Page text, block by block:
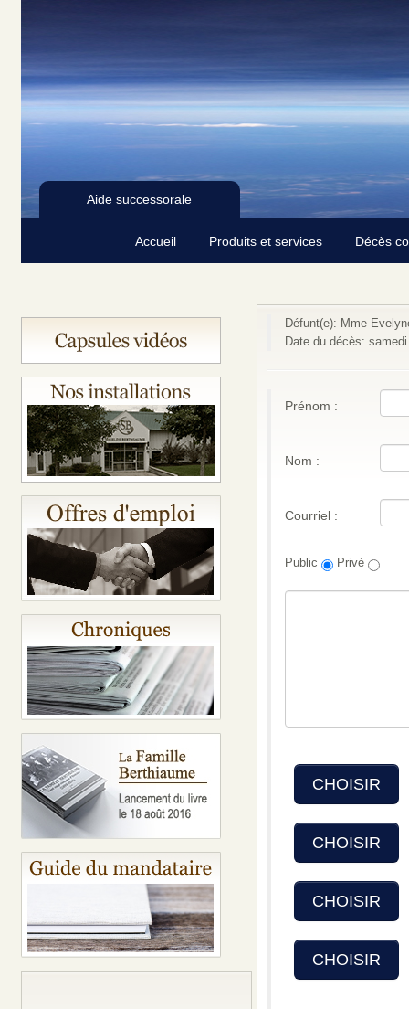
Aide successorale
Accueil Produits et services Décès
Défunt(e): Mme
Date du décès:
Prénom :
Nom :
Courriel :
Public Privé
CHOISIR
CHOISIR
CHOISIR
CHOISIR